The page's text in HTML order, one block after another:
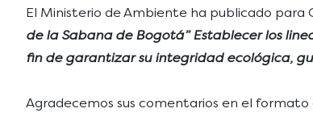
El Ministerio de Ambiente ha publicado para
de la Sabana de Bogotá” Establecer los
fin de garantizar su integridad ecológica,
Agradecemos sus comentarios en el